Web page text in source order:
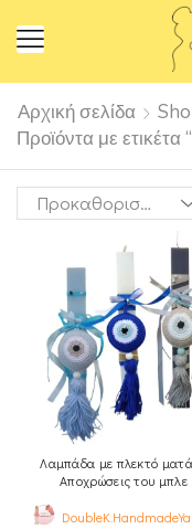
Αρχική σελίδα
Προϊόντα με ετικέτα
Λαμπάδα με πλεκτό
Aποχρώσεις του μπλε